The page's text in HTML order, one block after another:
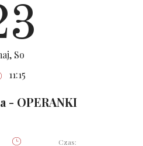
So
11:15
- OPERANKI
Czas: